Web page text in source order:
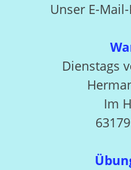
Unser E-
Dienstags
Im